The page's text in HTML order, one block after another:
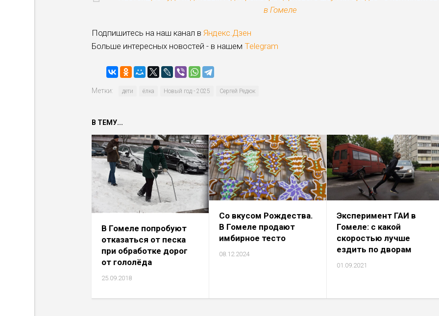
в Гомеле
Подпишитесь на наш канал в Яндекс.Дзен
Больше интересных новостей - в нашем Telegram
Метки: дети ёлка Новый год - 2025 Сергей Редюк
В ТЕМУ...
В Гомеле попробуют
отказаться от песка
при обработке дорог
от гололёда
25.09.2018
Со вкусом Рождества.
В Гомеле продают
имбирное тесто
08.12.2024
Эксперимент ГАИ в
Гомеле: с какой
скоростью лучше
ездить по дворам
01.09.2021